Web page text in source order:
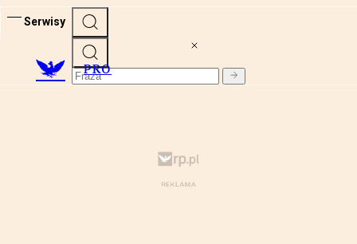
Serwisy
PRO